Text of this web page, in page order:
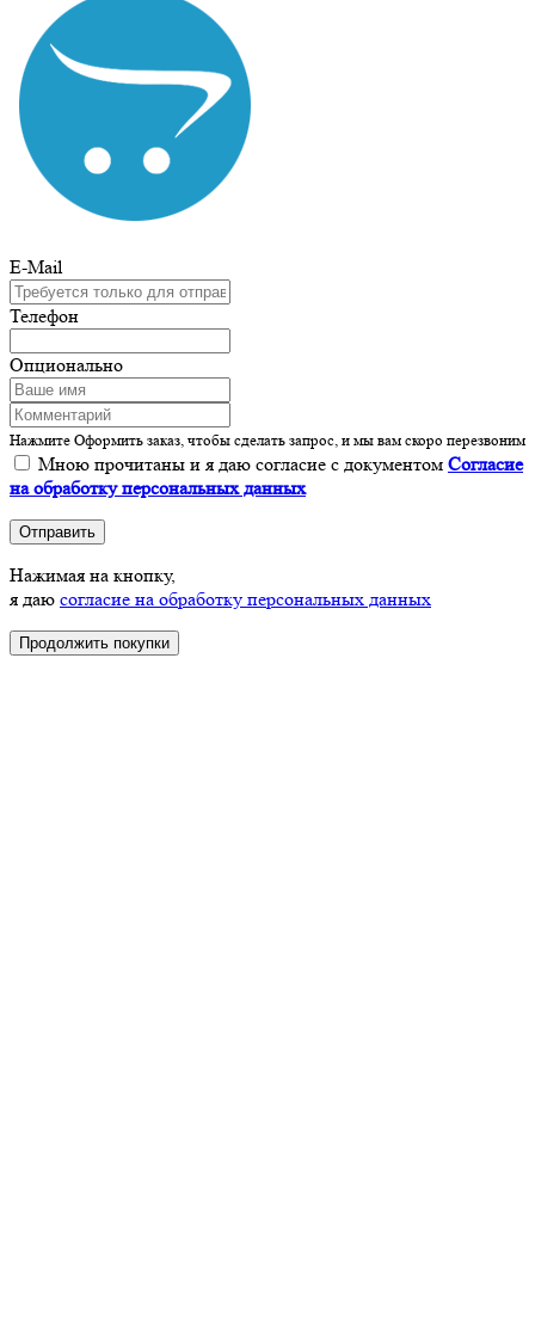
E-Mail
Телефон
Опционально
Нажмите Оформить заказ, чтобы сделать запрос, и мы вам скоро перезвоним
Мною прочитаны и я даю согласие с документом Согласие
на обработку персональных данных
Отправить
Нажимая на кнопку,
я даю согласие на обработку персональных данных
Продолжить покупки